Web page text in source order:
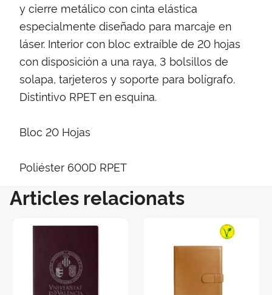
y cierre metálico con cinta elástica
especialmente diseñado para marcaje en
láser. Interior con bloc extraíble de 20 hojas
con disposición a una raya, 3 bolsillos de
solapa, tarjeteros y soporte para bolígrafo.
Distintivo RPET en esquina.
Bloc 20 Hojas
Poliéster 600D RPET
Articles relacionats